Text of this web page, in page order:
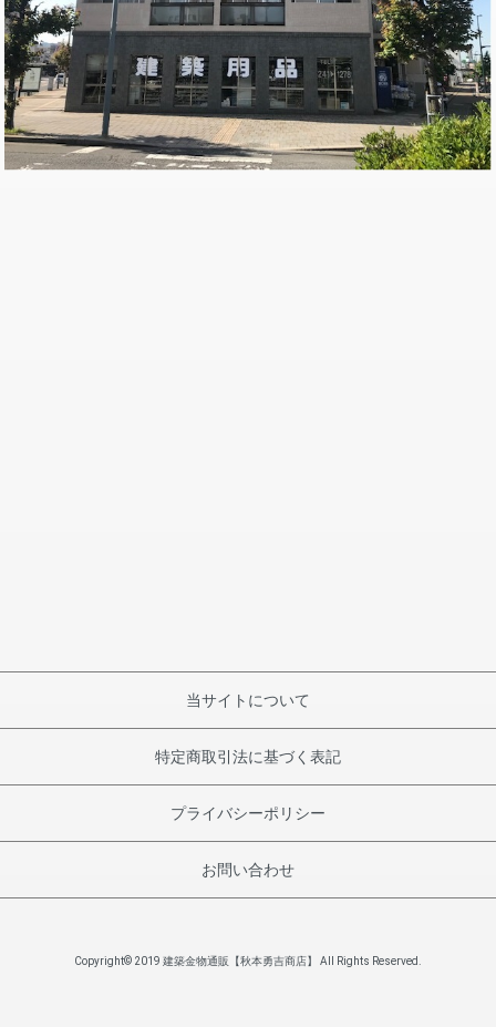
当サイトについて
特定商取引法に基づく表記
プライバシーポリシー
お問い合わせ
Copyright© 2019 建築金物通販【秋本勇吉商店】 All Rights Reserved.